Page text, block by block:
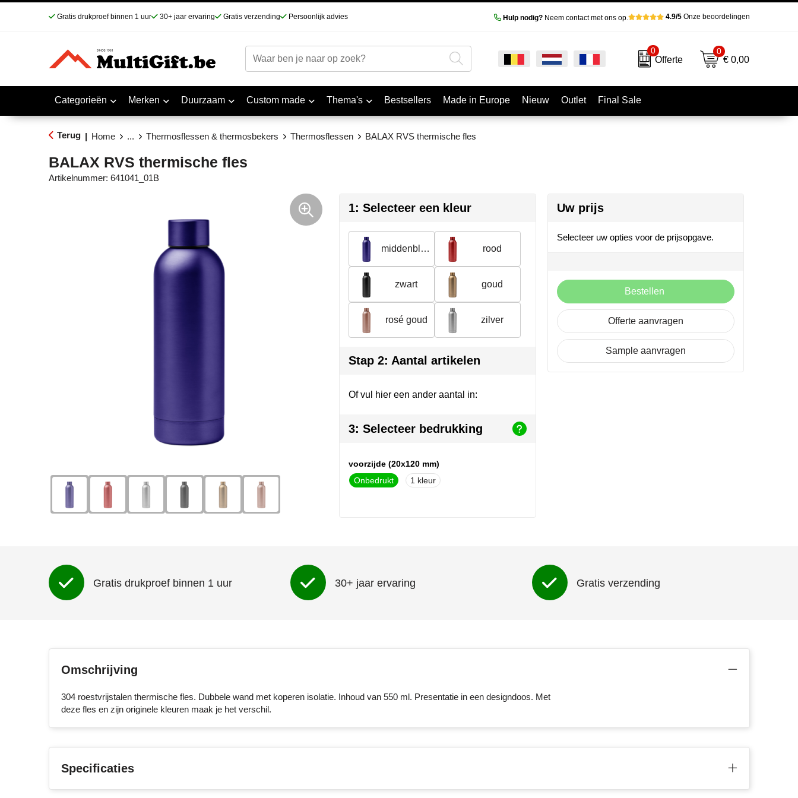
Gratis drukproef binnen 1 uur 30+ jaar ervaring Gratis verzending Persoonlijk advies Hulp nodig?Neem contact met ons op. 4.9/5Onze beoordelingen
0
Offerte
0
€ 0,00
Categorieën Merken Duurzaam Custom made Thema's Bestsellers Made in Europe Nieuw Outlet Final Sale
Terug | Home ... Thermosflessen & thermosbekers Thermosflessen BALAX RVS thermische fles
BALAX RVS thermische fles
Artikelnummer: 641041_01B
1: Selecteer een kleur
middenblauw rood
zwart goud
rosé goud zilver
Stap 2: Aantal artikelen
Of vul hier een ander aantal in:
3: Selecteer bedrukking
voorzijde (20x120 mm)
Onbedrukt
1
Uw prijs
Selecteer uw opties voor de prijsopgave.
Bestellen
Offerte aanvragen
Sample aanvragen
Gratis drukproef binnen 1 uur 30+ jaar ervaring Gratis verzending
Omschrijving
304 roestvrijstalen thermische fles. Dubbele wand met koperen isolatie. Inhoud van 550 ml. Presentatie in een designdoos. Met
deze fles en zijn originele kleuren maak je het verschil.
Specificaties